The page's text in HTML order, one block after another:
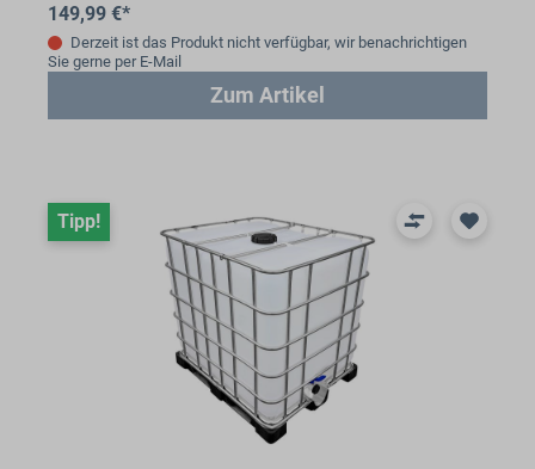
149,99 €*
Derzeit ist das Produkt nicht verfügbar, wir benachrichtigen
Sie gerne per E-Mail
Zum Artikel
Tipp!